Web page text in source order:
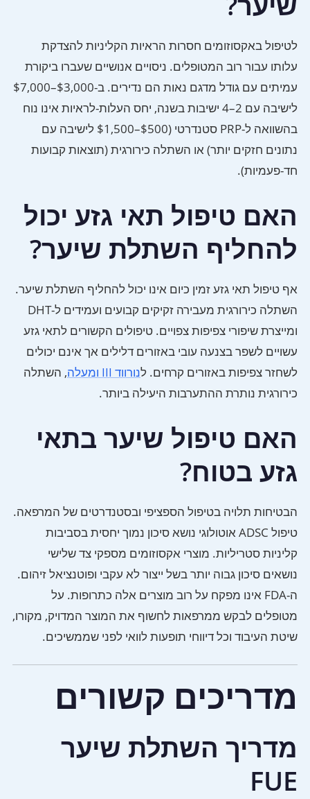
לטיפול באקסוזומים חסרות הראיות הקליניות להצדקת
עלותו עבור רוב המטופלים. ניסויים אנושיים שעברו ביקורת
עמיתים עם גודל מדגם נאות הם נדירים. ב-$3,000–$7,000
לישיבה עם 2–4 ישיבות בשנה, יחס העלות-לראיות אינו נוח
בהשוואה ל-PRP סטנדרטי ($500–$1,500 לישיבה עם
נתונים חזקים יותר) או השתלה כירורגית (תוצאות קבועות
חד-פעמיות).
האם טיפול תאי גזע יכול
להחליף השתלת שיער?
אף טיפול תאי גזע זמין כיום אינו יכול להחליף השתלת שיער.
השתלה כירורגית מעבירה זקיקים קבועים ועמידים ל-DHT
ומייצרת שיפורי צפיפות צפויים. טיפולים הקשורים לתאי גזע
עשויים לשפר בצנעה עובי באזורים דלילים אך אינם יכולים
לשחזר צפיפות באזורים קרחים. לנורווד III ומעלה
, השתלה
כירורגית נותרת ההתערבות היעילה ביותר.
האם טיפול שיער בתאי
גזע בטוח?
הבטיחות תלויה בטיפול הספציפי ובסטנדרטים של המרפאה.
טיפול ADSC אוטולוגי נושא סיכון נמוך יחסית בסביבות
קליניות סטריליות. מוצרי אקסוזומים מספקי צד שלישי
נושאים סיכון גבוה יותר בשל ייצור לא עקבי ופוטנציאל זיהום.
ה-FDA אינו מפקח על רוב מוצרים אלה כתרופות. על
מטופלים לבקש ממרפאות לחשוף את המוצר המדויק, מקורו,
שיטת העיבוד וכל דיווחי תופעות לוואי לפני שממשיכים.
מדריכים קשורים
מדריך השתלת שיער
FUE